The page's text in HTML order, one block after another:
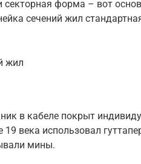
секторная форма – вот
сечений жил
жил
в кабеле покрыт
века использовал
мины.